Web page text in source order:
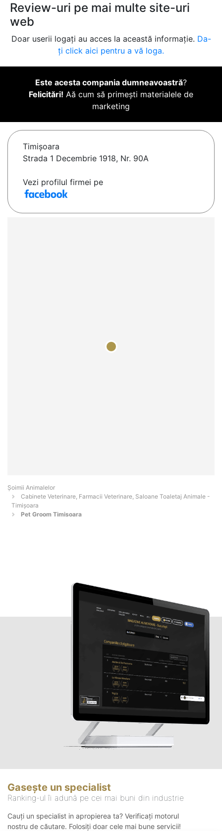
Review-uri pe mai multe site-uri
web
Doar userii logați au acces la această informație. Da-
ți click aici pentru a vă loga.
Este acesta compania dumneavoastră?
Felicitări! Aă cum să primești materialele de
marketing
Timişoara
Strada 1 Decembrie 1918, Nr. 90A
Vezi profilul firmei pe
Şoimii Animalelor
Cabinete Veterinare, Farmacii Veterinare, Saloane Toaletaj Animale -
Timişoara
Pet Groom Timisoara
Gasește un specialist
Ranking-ul îi adună pe cei mai buni din industrie
Cauți un specialist in apropierea ta? Verificați motorul
nostru de căutare. Folosiți doar cele mai bune servicii!